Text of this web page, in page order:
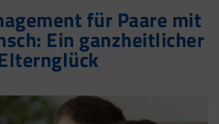
für Paare mit
Ein ganzheitlicher